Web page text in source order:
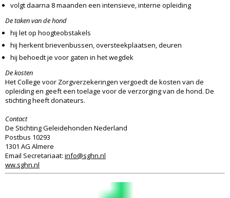
volgt daarna 8 maanden een intensieve, interne opleiding
De taken van de hond
hij let op hoogteobstakels
hij herkent brievenbussen, oversteekplaatsen, deuren
hij behoedt je voor gaten in het wegdek
De kosten
Het College voor Zorgverzekeringen vergoedt de kosten van de
opleiding en geeft een toelage voor de verzorging van de hond. De
stichting heeft donateurs.
Contact
De Stichting Geleidehonden Nederland
Postbus 10293
1301 AG Almere
Email Secretariaat: info@sghn.nl
ww.sghn.nl